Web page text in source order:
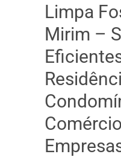
Limpa
Mirim –